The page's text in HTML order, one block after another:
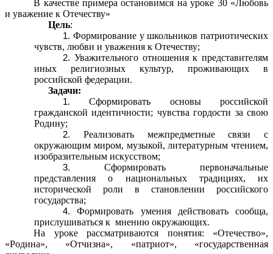
В качестве примера остановимся на уроке 30 «Любовь
и уважение к Отечеству»
Цель:
Формирование у школьников патриотических
чувств, любви и уважения к Отечеству;
Уважительного отношения к представителям
иных религиозных культур, проживающих в
российской федерации.
Задачи:
Сформировать основы российской
гражданской идентичности; чувства гордости за свою
Родину;
Реализовать межпредметные связи с
окружающим миром, музыкой, литературным чтением,
изобразительным искусством;
Сформировать первоначальные
представления о национальных традициях, их
исторической роли в становлении российского
государства;
Формировать умения действовать сообща,
прислушиваться к мнению окружающих.
На уроке рассматриваются понятия: «Отечество»,
«Родина», «Отчизна», «патриот», «государственная